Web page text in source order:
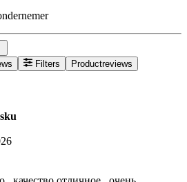
Filters Productreviews